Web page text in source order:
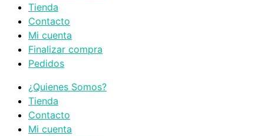
Tienda
Contacto
Mi cuenta
Finalizar compra
Pedidos
¿Quienes Somos?
Tienda
Contacto
Mi cuenta